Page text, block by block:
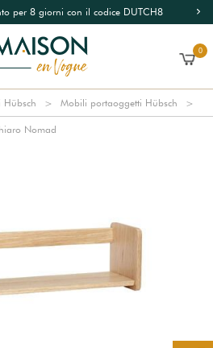
per 8 giorni con il codice DUTCH8
0
Hübsch Mobili portaoggetti Hübsch
Nomad